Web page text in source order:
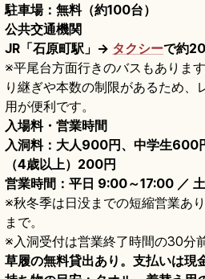
駐車場：無料（約100台）
公共交通機関
JR「石原町駅」→ タクシーで約
※平尾台方面行きのバスもありま
り継ぎや本数の制限があるため、
用が便利です。
入場料・営業時間
入洞料：大人900円、中学生600
（4歳以上）200円
営業時間：平日 9:00～17:00 ／
※秋冬季は日没までの短縮営業あ
まで。
※入洞受付は営業終了時間の30分
草履の無料貸出あり。支払いは現